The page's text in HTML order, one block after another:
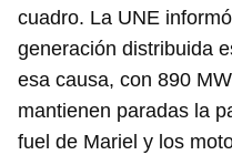
cuadro. La UNE
generación distribuida
esa causa, con 890
mantienen paradas la
fuel de Mariel y los